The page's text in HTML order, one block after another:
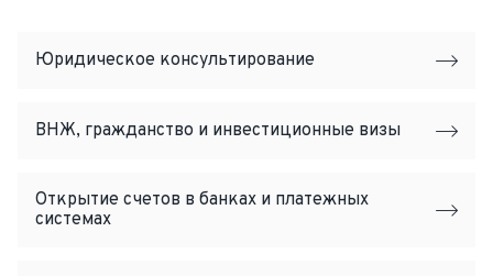
Юридическое консультирование
ВНЖ, гражданство и инвестиционные визы
Открытие счетов в банках и платежных
системах